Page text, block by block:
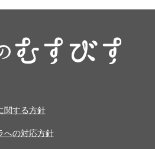
関する方針
への対応方針